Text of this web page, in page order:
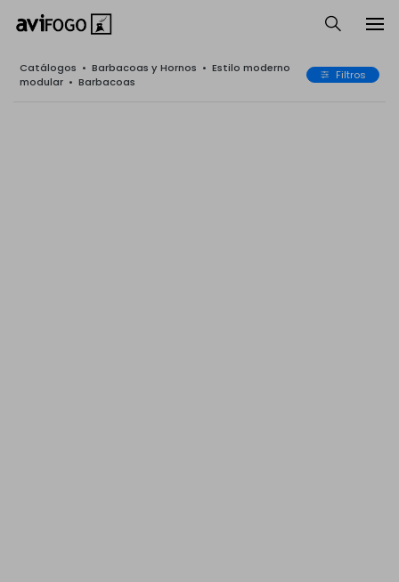
Catálogos • Barbacoas y Hornos • Estilo moderno
modular • Barbacoas Filtros